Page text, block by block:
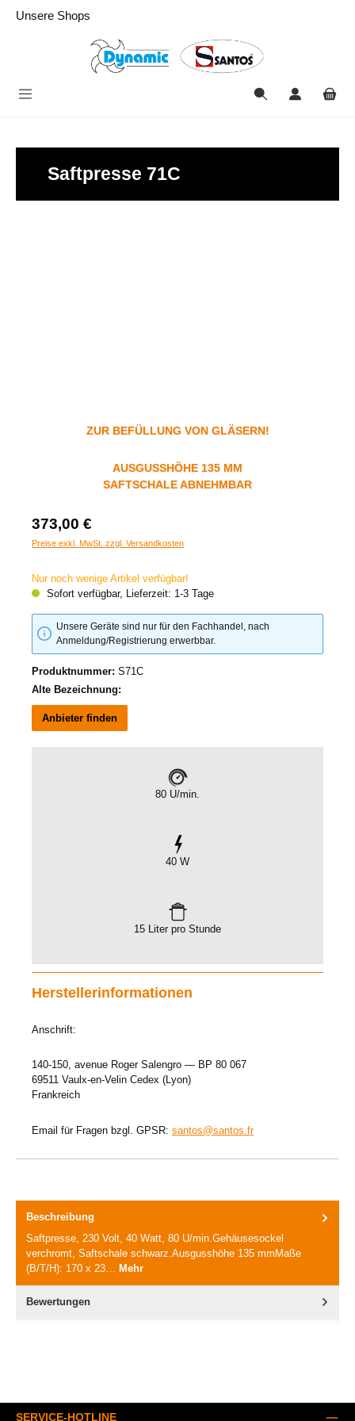
springen
Unsere Shops
Saftpresse 71C
ZUR BEFÜLLUNG VON GLÄSERN!
AUSGUSSHÖHE 135 MM
SAFTSCHALE ABNEHMBAR
373,00 €
Preise exkl. MwSt. zzgl. Versandkosten
Nur noch wenige Artikel verfügbar!
Sofort verfügbar, Lieferzeit: 1-3 Tage
Unsere Geräte sind nur für den Fachhandel, nach
Anmeldung/Registrierung erwerbbar.
Produktnummer: S71C
Alte Bezeichnung:
Anbieter finden
80 U/min.
40 W
15 Liter pro Stunde
Herstellerinformationen
Anschrift:
140-150, avenue Roger Salengro — BP 80 067
69511 Vaulx-en-Velin Cedex (Lyon)
Frankreich
Email für Fragen bzgl. GPSR: santos@santos.fr
Beschreibung
Saftpresse, 230 Volt, 40 Watt, 80 U/min.Gehäusesockel
verchromt, Saftschale schwarz.Ausgusshöhe 135 mmMaße
(B/T/H): 170 x 23… Mehr
Bewertungen
SERVICE-HOTLINE